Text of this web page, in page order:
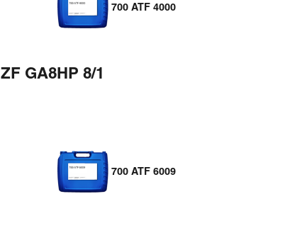
700 ATF 4000
ZF GA8HP 8/1
700 ATF 6009